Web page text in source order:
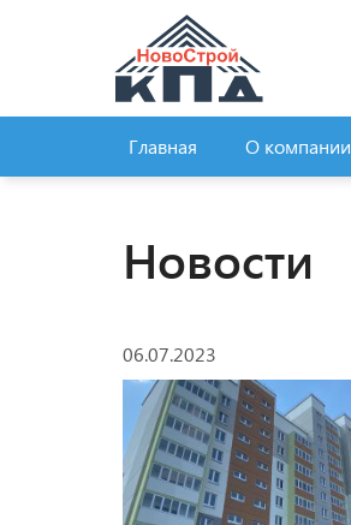
Главная О компании
Новости
06.07.2023